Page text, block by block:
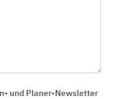
oder hochwertige
und Planer-Newsletter